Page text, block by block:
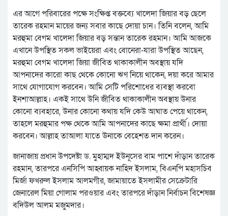
এর আগে পরিবারের পক্ষে সংক্ষিপ্ত বক্তব্যে খালেদা জিয়ার বড় ছেলে
তারেক রহমান মায়ের জন্য সবার কাছে দোয়া চান। তিনি বলেন, আমি
মরহুমা বেগম খালেদা জিয়ার বড় সন্তান তারেক রহমান। আমি আজকে
এখানে উপস্থিত সকল ভাইয়েরা এবং বোনেরা-যারা উপস্থিত আছেন,
মরহুমা বেগম খালেদা জিয়া জীবিত থাকাকালীন অবস্থায় যদি
আপনাদের কারো কাছ থেকে কোনো ঋণ নিয়ে থাকেন, দয়া করে আমার
সাথে যোগাযোগ করবেন। আমি সেটি পরিশোধের ব্যবস্থা করবো
ইনশাআল্লাহ। একই সাথে উনি জীবিত থাকাকালীন অবস্থায় উনার
কোনো ব্যবহারে, উনার কোনো কথায় যদি কেউ আঘাত পেয়ে থাকেন,
তাহলে মরহুমার পক্ষ থেকে আমি আপনাদের কাছে ক্ষমা প্রার্থী। দোয়া
করবেন। আল্লাহ তাআলা যাতে উনাকে বেহেশত দান করেন।
জানাজায় প্রধান উপদেষ্টা ড. মুহাম্মদ ইউনূসের বাম পাশে দাঁড়ান তারেক
রহমান, তারপরে এনসিপি আহ্বায়ক নাহিদ ইসলাম, বিএনপি মহাসচিব
মির্জা ফখরুল ইসলাম আলমগীর, জামায়াতে ইসলামীর সেক্রেটারি
জেনারেল মিয়া গোলাম পরওয়ার এবং তারপরে দাঁড়ান নির্বাচন বিশেষজ্ঞ
বদিউল আলম মজুমদার।